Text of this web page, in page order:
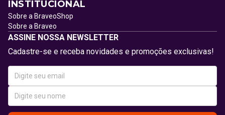
INSTITUCIONAL
Sobre a BraveoShop
Sobre a Braveo
ASSINE NOSSA NEWSLETTER
Cadastre-se e receba novidades e promoções exclusivas!